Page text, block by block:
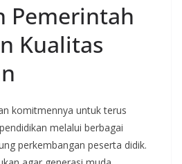
Pemerintah
Kualitas
komitmennya untuk terus
melalui berbagai
perkembangan peserta didik.